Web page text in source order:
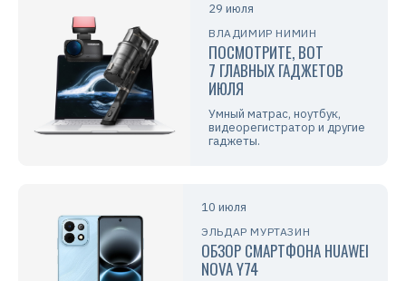
29 июля
ВЛАДИМИР НИМИН
ПОСМОТРИТЕ, ВОТ
7 ГЛАВНЫХ ГАДЖЕТОВ
ИЮЛЯ
Умный матрас, ноутбук,
видеорегистратор и другие
гаджеты.
10 июля
ЭЛЬДАР МУРТАЗИН
ОБЗОР СМАРТФОНА HUAWEI
NOVA Y74